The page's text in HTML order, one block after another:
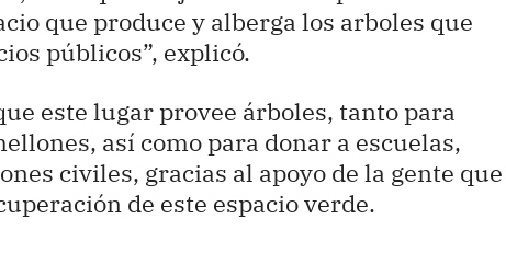
que produce y alberga los arboles que
públicos”, explicó.
este lugar provee árboles, tanto para
así como para donar a escuelas,
civiles, gracias al apoyo de la gente que
de este espacio verde.